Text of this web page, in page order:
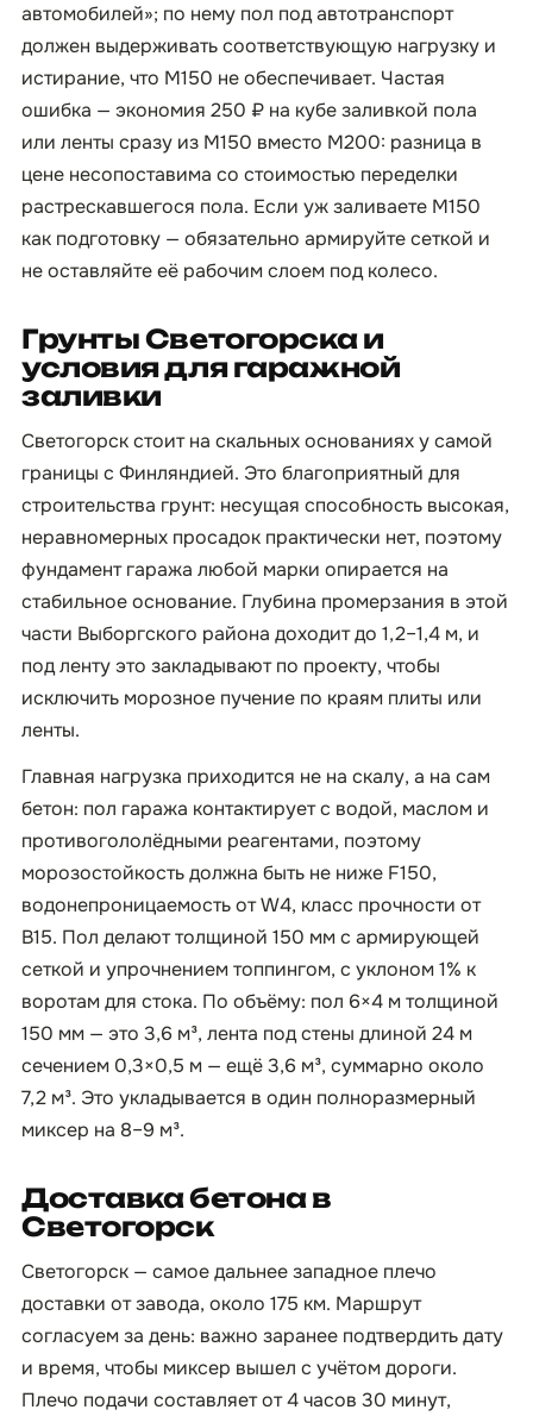
автомобилей»; по нему пол под автотранспорт
должен выдерживать соответствующую нагрузку и
истирание, что М150 не обеспечивает. Частая
ошибка — экономия 250 ₽ на кубе заливкой пола
или ленты сразу из М150 вместо М200: разница в
цене несопоставима со стоимостью переделки
растрескавшегося пола. Если уж заливаете М150
как подготовку — обязательно армируйте сеткой и
не оставляйте её рабочим слоем под колесо.
Грунты Светогорска и
условия для гаражной
заливки
Светогорск стоит на скальных основаниях у самой
границы с Финляндией. Это благоприятный для
строительства грунт: несущая способность высокая,
неравномерных просадок практически нет, поэтому
фундамент гаража любой марки опирается на
стабильное основание. Глубина промерзания в этой
части Выборгского района доходит до 1,2–1,4 м, и
под ленту это закладывают по проекту, чтобы
исключить морозное пучение по краям плиты или
ленты.
Главная нагрузка приходится не на скалу, а на сам
бетон: пол гаража контактирует с водой, маслом и
противогололёдными реагентами, поэтому
морозостойкость должна быть не ниже F150,
водонепроницаемость от W4, класс прочности от
B15. Пол делают толщиной 150 мм с армирующей
сеткой и упрочнением топпингом, с уклоном 1% к
воротам для стока. По объёму: пол 6×4 м толщиной
150 мм — это 3,6 м³, лента под стены длиной 24 м
сечением 0,3×0,5 м — ещё 3,6 м³, суммарно около
7,2 м³. Это укладывается в один полноразмерный
миксер на 8–9 м³.
Доставка бетона в
Светогорск
Светогорск — самое дальнее западное плечо
доставки от завода, около 175 км. Маршрут
согласуем за день: важно заранее подтвердить дату
и время, чтобы миксер вышел с учётом дороги.
Плечо подачи составляет от 4 часов 30 минут,